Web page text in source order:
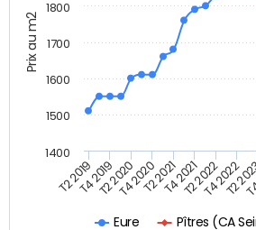
Prix au m2
Eure Pîtres (CA
T2 2019T4 2019T2 2020T4 2020T2 2021T4 2021T2 2022T4 2022
T2
1400
1500
1600
1700
1800